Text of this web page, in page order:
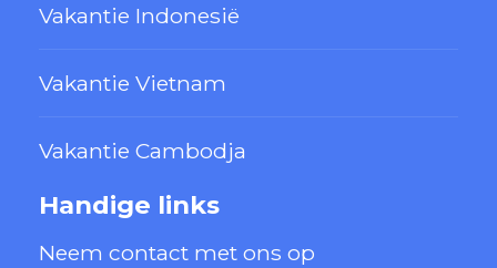
Vakantie Indonesië
Vakantie Vietnam
Vakantie Cambodja
Handige links
Neem contact met ons op